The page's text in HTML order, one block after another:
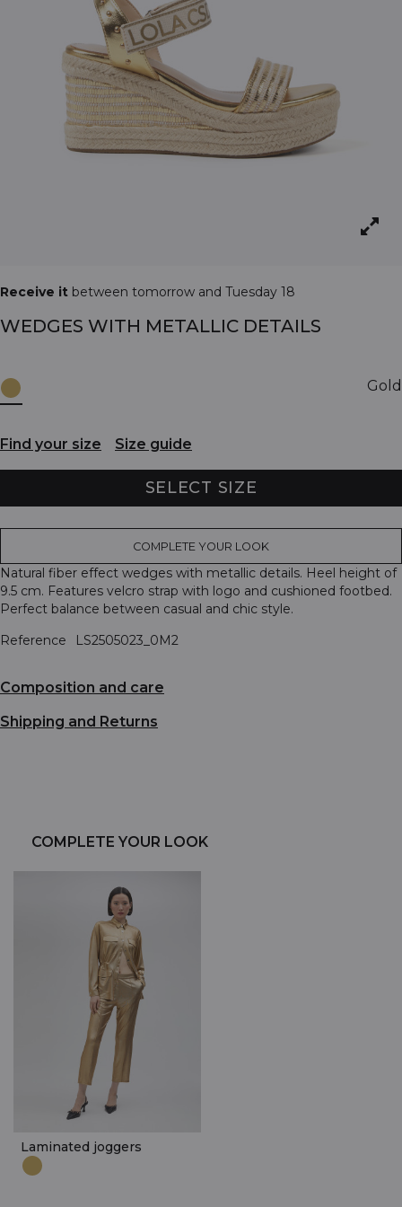
Receive it between tomorrow and Tuesday 18
WEDGES WITH METALLIC DETAILS
Gold
Find your size Size guide
SELECT SIZE
COMPLETE YOUR LOOK
Natural fiber effect wedges with metallic details. Heel height of
9.5 cm. Features velcro strap with logo and cushioned footbed.
Perfect balance between casual and chic style.
Reference
LS2505023_0M2
Composition and care
Shipping and Returns
COMPLETE YOUR LOOK
Laminated joggers